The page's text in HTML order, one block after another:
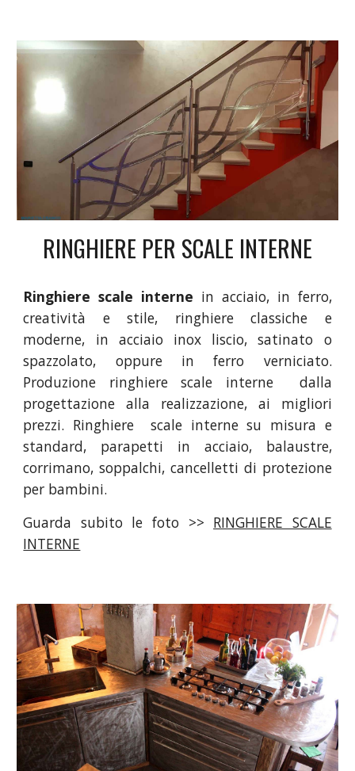
RINGHIERE PER SCALE INTERNE
Ringhiere scale interne in acciaio, in ferro,
creatività e stile, ringhiere classiche e
moderne, in acciaio inox liscio, satinato o
spazzolato, oppure in ferro verniciato.
Produzione ringhiere scale interne dalla
progettazione alla realizzazione, ai migliori
prezzi. Ringhiere scale interne su misura e
standard, parapetti in acciaio, balaustre,
corrimano, soppalchi, cancelletti di protezione
per bambini.
Guarda subito le foto >> RINGHIERE SCALE
INTERNE